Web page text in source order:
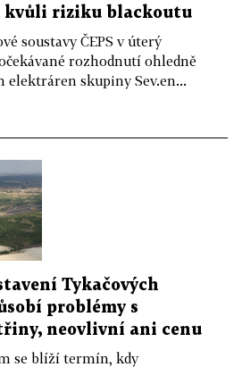
kvůli riziku blackoutu
soustavy ČEPS v úterý
rozhodnutí ohledně
elektráren skupiny Sev.en...
Tykačových
problémy s
neovlivní ani cenu
se blíží termín, kdy